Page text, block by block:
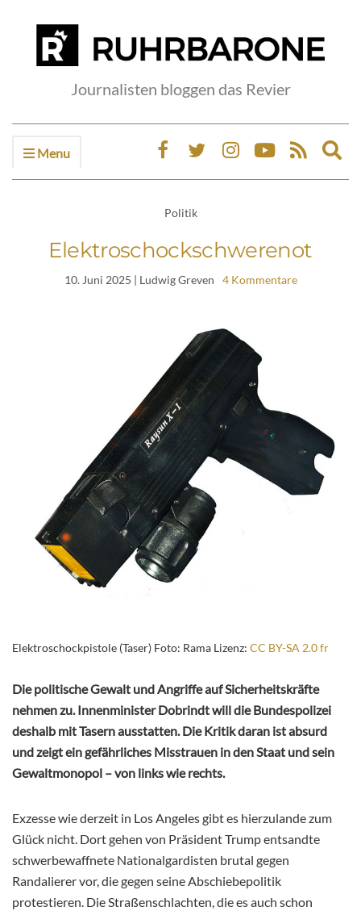
Journalisten bloggen das Revier
Menu
Politik
Elektroschockschwerenot
10. Juni 2025 | Ludwig Greven 4 Kommentare
Elektroschockpistole (Taser) Foto: Rama Lizenz: CC BY-SA 2.0 fr
Die politische Gewalt und Angriffe auf Sicherheitskräfte
nehmen zu. Innenminister Dobrindt will die Bundespolizei
deshalb mit Tasern ausstatten. Die Kritik daran ist absurd
und zeigt ein gefährliches Misstrauen in den Staat und sein
Gewaltmonopol – von links wie rechts.
Exzesse wie derzeit in Los Angeles gibt es hierzulande zum
Glück nicht. Dort gehen von Präsident Trump entsandte
schwerbewaffnete Nationalgardisten brutal gegen
Randalierer vor, die gegen seine Abschiebepolitik
protestieren. Die Straßenschlachten, die es auch schon